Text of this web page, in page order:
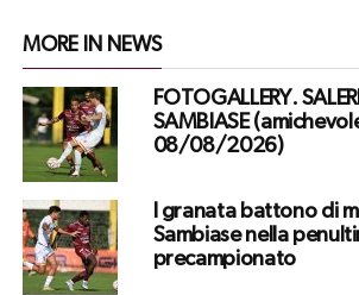
MORE IN NEWS
FOTOGALLERY.
SAMBIASE
08/08/2026)
I granata battono di
Sambiase nella
precampionato